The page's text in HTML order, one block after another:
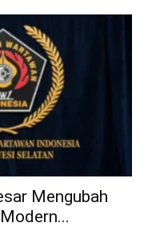
Mengubah